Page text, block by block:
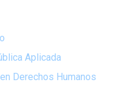
Aplicada
Derechos Humanos